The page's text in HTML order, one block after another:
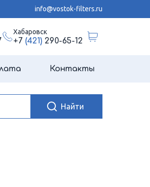
info@vostok-filters.ru
Хабаровск
+7 (421)290-65-12
Контакты